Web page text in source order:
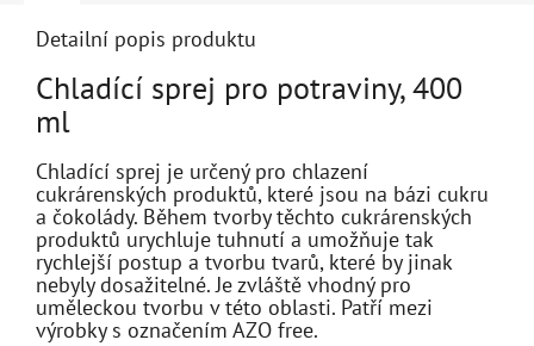
Detailní popis produktu
Chladící sprej pro potraviny, 400
ml
Chladící sprej je určený pro chlazení
cukrárenských produktů, které jsou na bázi cukru
a čokolády. Během tvorby těchto cukrárenských
produktů urychluje tuhnutí a umožňuje tak
rychlejší postup a tvorbu tvarů, které by jinak
nebyly dosažitelné. Je zvláště vhodný pro
uměleckou tvorbu v této oblasti. Patří mezi
výrobky s označením AZO free.